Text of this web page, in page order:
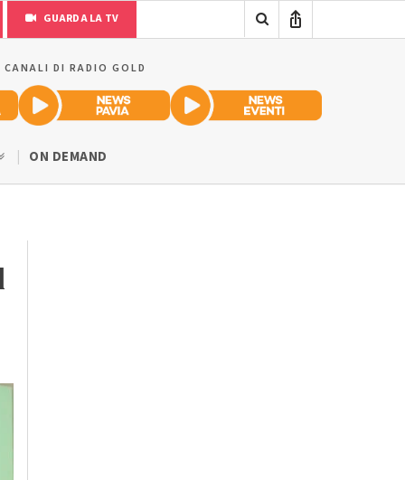
GUARDA LA TV
DI RADIO GOLD
ON DEMAND